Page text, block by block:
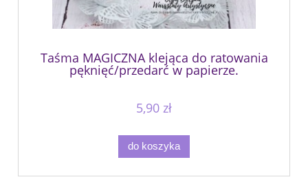
Taśma MAGICZNA klejąca do ratowania
pęknięć/przedarć w papierze.
5,90 zł
do koszyka